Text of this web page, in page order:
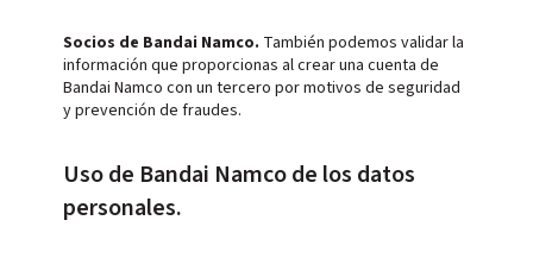
Socios de Bandai Namco. También podemos validar la
información que proporcionas al crear una cuenta de
Bandai Namco con un tercero por motivos de seguridad
y prevención de fraudes.
Uso de Bandai Namco de los datos
personales.